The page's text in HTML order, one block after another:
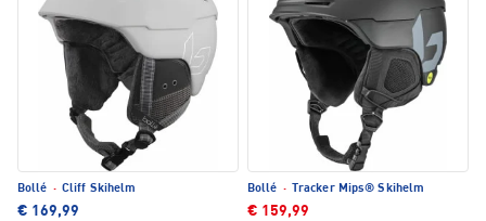
Bollé · Cliff Skihelm
€ 169,99
Bollé · Tracker Mips® Skihelm
€ 159,99